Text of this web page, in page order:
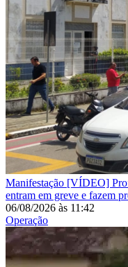
Manifestação [VÍDEO]
entram em greve e fazem
06/08/2026 às 11:42
Operação